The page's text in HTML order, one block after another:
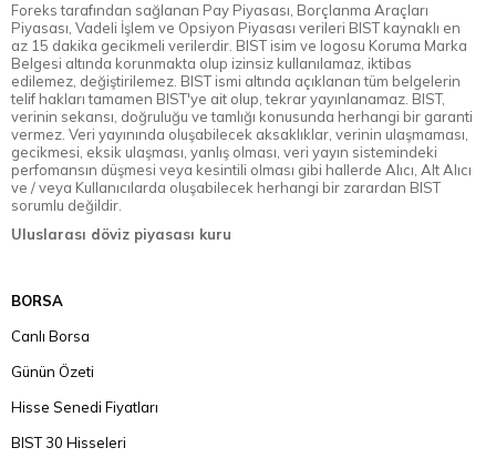
Foreks tarafından sağlanan Pay Piyasası, Borçlanma Araçları
Piyasası, Vadeli İşlem ve Opsiyon Piyasası verileri BIST kaynaklı en
az 15 dakika gecikmeli verilerdir. BIST isim ve logosu Koruma Marka
Belgesi altında korunmakta olup izinsiz kullanılamaz, iktibas
edilemez, değiştirilemez. BIST ismi altında açıklanan tüm belgelerin
telif hakları tamamen BIST'ye ait olup, tekrar yayınlanamaz. BIST,
verinin sekansı, doğruluğu ve tamlığı konusunda herhangi bir garanti
vermez. Veri yayınında oluşabilecek aksaklıklar, verinin ulaşmaması,
gecikmesi, eksik ulaşması, yanlış olması, veri yayın sistemindeki
perfomansın düşmesi veya kesintili olması gibi hallerde Alıcı, Alt Alıcı
ve / veya Kullanıcılarda oluşabilecek herhangi bir zarardan BIST
sorumlu değildir.
Uluslarası döviz piyasası kuru
BORSA
Canlı Borsa
Günün Özeti
Hisse Senedi Fiyatları
BIST 30 Hisseleri